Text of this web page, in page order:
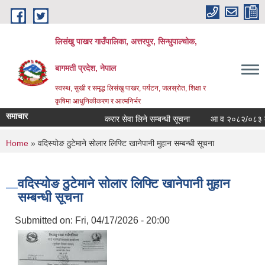
Skip to main content
लिसंखु पाखर गाउँपालिका, अत्तरपुर, सिन्धुपाल्चोक,
बागमती प्रदेश, नेपाल
स्वस्थ, सुखी र समृद्ध लिसंखु पाखर, पर्यटन, जलस्रोत, शिक्षा र
कृषिमा आधुनिकीकरण र आत्मनिर्भर
समाचार करार सेवा लिने सम्बन्धी सूचना आ व २०८२/०८३ काे
You are here
Home » वदिस्याेङ ठुटेमाने साेलार लिफ्टि खानेपानी मुहान सम्बन्धी सूचना
वदिस्याेङ ठुटेमाने साेलार लिफ्टि खानेपानी मुहान
सम्बन्धी सूचना
Submitted on: Fri, 04/17/2026 - 20:00